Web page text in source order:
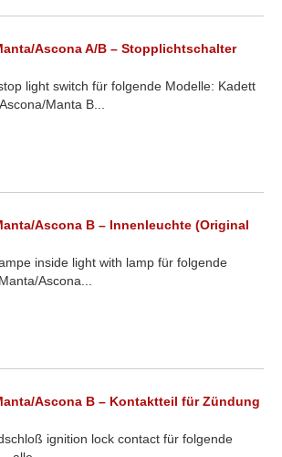
Ascona A/B – Stopplichtschalter
light switch für folgende Modelle: Kadett
Manta B...
Ascona B – Innenleuchte (Original
inside light with lamp für folgende
Ascona...
Ascona B – Kontaktteil für Zündung
ignition lock contact für folgende